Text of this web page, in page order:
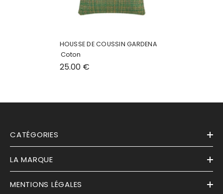
HOUSSE DE COUSSIN GARDENA
Coton
25.00 €
CATÉGORIES
LA MARQUE
MENTIONS LÉGALES